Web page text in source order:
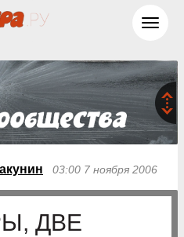
03:00 7 ноября 2006
ДВЕ